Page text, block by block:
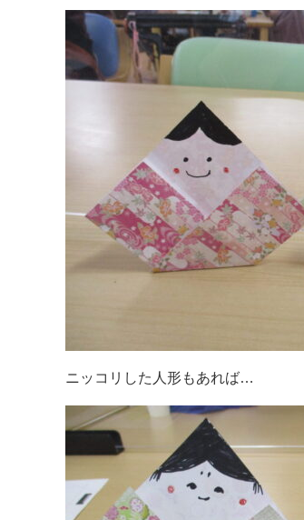
ニッコリした人形もあれば…